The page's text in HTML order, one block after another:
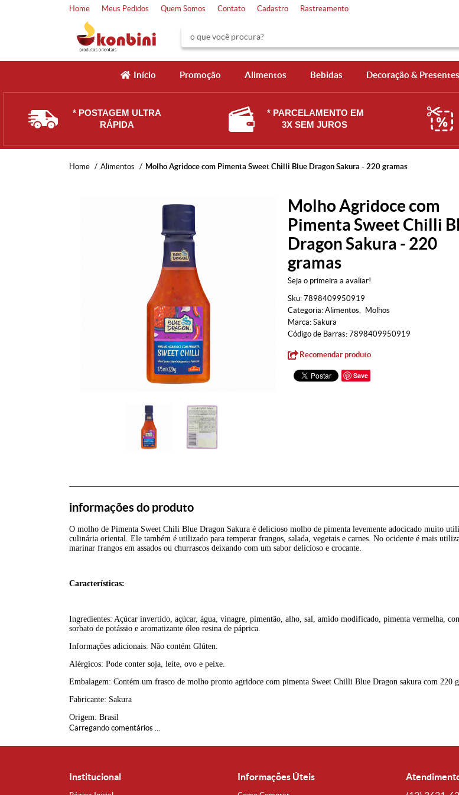
Home Meus Pedidos Quem Somos Contato Cadastro Rastreamento
Início Promoção Alimentos Bebidas Decoração & Presentes
* POSTAGEM ULTRA
RÁPIDA
* PARCELAMENTO EM
3X SEM JUROS
Home Alimentos Molho Agridoce com Pimenta Sweet Chilli Blue Dragon Sakura - 220 gramas
Molho Agridoce com
Pimenta Sweet Chilli
Dragon Sakura - 220
gramas
Seja o primeira a avaliar!
Sku: 7898409950919
Categoria: Alimentos
Molhos
Marca: Sakura
Código de Barras: 7898409950919
Recomendar produto
Save
informações do produto
O molho de Pimenta Sweet Chili Blue Dragon Sakura é delicioso molho de pimenta levemente adocicado muito
culinária oriental. Ele também é utilizado para temperar frangos, salada, vegetais e carnes. No ocidente é mais
marinar frangos em assados ou churrascos deixando com um sabor delicioso e crocante.
Características:
Ingredientes: Açúcar invertido, açúcar, água, vinagre, pimentão, alho, sal, amido modificado, pimenta vermelha,
sorbato de potássio e aromatizante óleo resina de páprica.
Informações adicionais: Não contém Glúten.
Alérgicos: Pode conter soja, leite, ovo e peixe.
Embalagem: Contém um frasco de molho pronto agridoce com pimenta Sweet Chilli Blue Dragon sakura com 220
Fabricante: Sakura
Origem: Brasil
Carregando comentários ...
Institucional Informações Úteis